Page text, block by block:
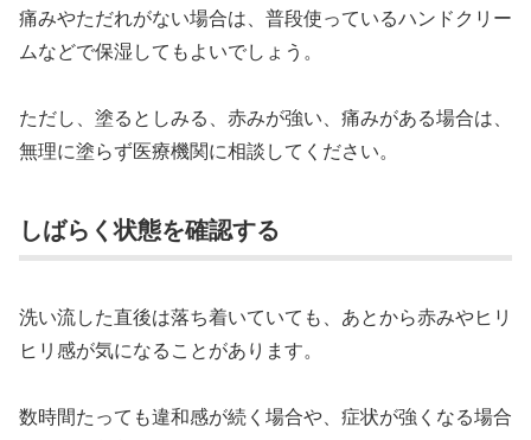
痛みやただれがない場合は、普段使っているハンドクリー
ムなどで保湿してもよいでしょう。
ただし、塗るとしみる、赤みが強い、痛みがある場合は、
無理に塗らず医療機関に相談してください。
しばらく状態を確認する
洗い流した直後は落ち着いていても、あとから赤みやヒリ
ヒリ感が気になることがあります。
数時間たっても違和感が続く場合や、症状が強くなる場合